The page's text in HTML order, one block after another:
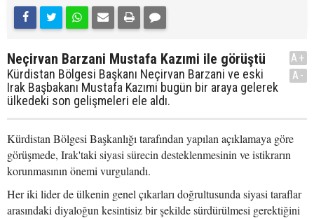
Neçirvan Barzani Mustafa Kazımi ile görüştü
Kürdistan Bölgesi Başkanı Neçirvan Barzani ve eski
Irak Başbakanı Mustafa Kazımi bugün bir araya gelerek
ülkedeki son gelişmeleri ele aldı.
A+
A-
Kürdistan Bölgesi Başkanlığı tarafından yapılan açıklamaya göre
görüşmede, Irak'taki siyasi sürecin desteklenmesinin ve istikrarın
korunmasının önemi vurgulandı.
Her iki lider de ülkenin genel çıkarları doğrultusunda siyasi taraflar
arasındaki diyaloğun kesintisiz bir şekilde sürdürülmesi gerektiğini